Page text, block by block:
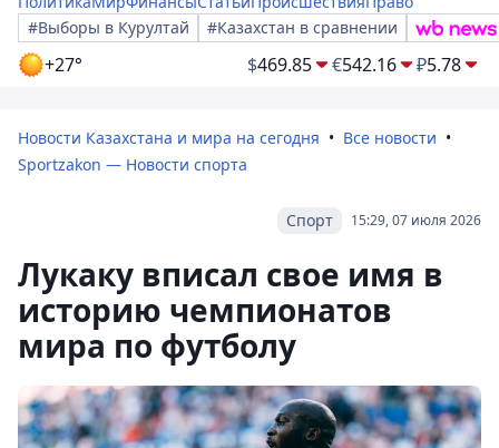
#Выборы в Курултай
#Казахстан в сравнении
+27° $469.85 €542.16 ₽5.78
Новости Казахстана и мира на сегодня
Все новости
Sportzakon — Новости спорта
15:29, 07 июля 2026
Спорт
Лукаку вписал свое имя в
историю чемпионатов
мира по футболу